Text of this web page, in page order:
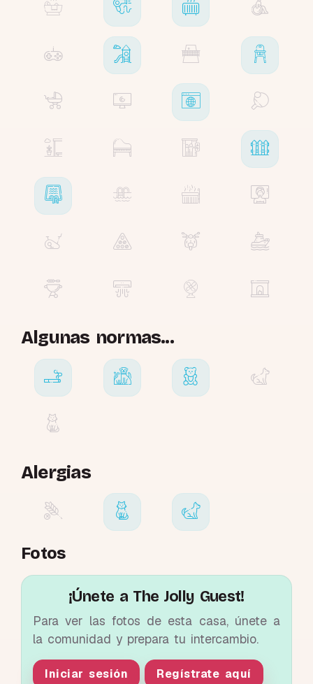
Algunas normas...
Alergias
Fotos
¡Únete a The Jolly Guest!
Para ver las fotos de esta casa, únete a
la comunidad y prepara tu intercambio.
Iniciar sesión Regístrate aquí